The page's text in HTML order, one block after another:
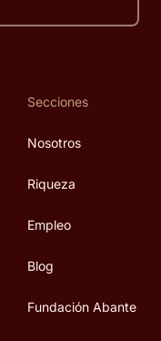
Secciones
Nosotros
Riqueza
Empleo
Blog
Fundación Abante